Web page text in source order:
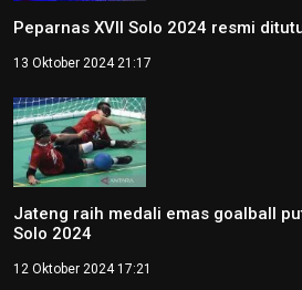
Peparnas XVII Solo 2024 resmi
13 Oktober 2024 21:17
Jateng raih medali emas goalball
Solo 2024
12 Oktober 2024 17:21